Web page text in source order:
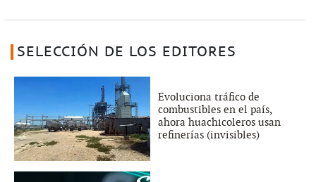
SELECCIÓN DE LOS EDITORES
Evoluciona tráfico de
combustibles en el país,
ahora huachicoleros usan
refinerías (invisibles)